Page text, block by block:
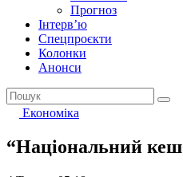
Прогноз
Інтерв’ю
Спецпроєкти
Колонки
Анонси
Економіка
“Національний